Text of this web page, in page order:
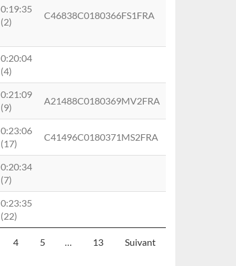
0:19:35
(2)
C46838C0180366FS1FRA
0:20:04
(4)
0:21:09
(9)
A21488C0180369MV2FRA
0:23:06
(17)
C41496C0180371MS2FRA
0:20:34
(7)
0:23:35
(22)
4 5 13 Suivant